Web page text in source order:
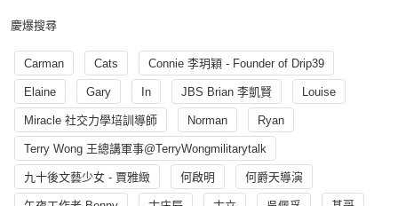
慶爆搜尋
Carman Cats Connie 李玥穎 - Founder of Drip39
Elaine Gary In JBS Brian 李凱賢 Louise
Miracle 社交力學培訓導師 Norman Ryan
Terry Wong 王總講軍事@TerryWongmilitarytalk
九十後文藝少女 - 賈雅緻 何啟明 何爵天導演